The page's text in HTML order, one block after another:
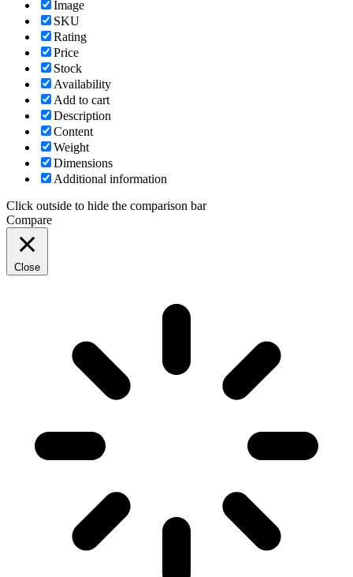
Image
SKU
Rating
Price
Stock
Availability
Add to cart
Description
Content
Weight
Dimensions
Additional information
Click outside to hide the comparison bar
Compare
Close